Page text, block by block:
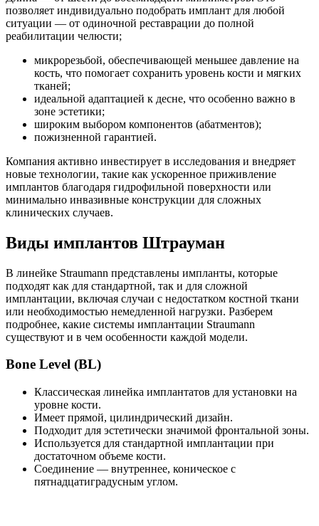
позволяет индивидуально подобрать имплант для любой
ситуации — от одиночной реставрации до полной
реабилитации челюсти;
микрорезьбой, обеспечивающей меньшее давление на
кость, что помогает сохранить уровень кости и мягких
тканей;
идеальной адаптацией к десне, что особенно важно в
зоне эстетики;
широким выбором компонентов (абатментов);
пожизненной гарантией.
Компания активно инвестирует в исследования и внедряет
новые технологии, такие как ускоренное приживление
имплантов благодаря гидрофильной поверхности или
минимально инвазивные конструкции для сложных
клинических случаев.
Виды имплантов Штрауман
В линейке Straumann представлены импланты, которые
подходят как для стандартной, так и для сложной
имплантации, включая случаи с недостатком костной ткани
или необходимостью немедленной нагрузки. Разберем
подробнее, какие системы имплантации Straumann
существуют и в чем особенности каждой модели.
Bone Level (BL)
Классическая линейка имплантатов для установки на
уровне кости.
Имеет прямой, цилиндрический дизайн.
Подходит для эстетически значимой фронтальной зоны.
Используется для стандартной имплантации при
достаточном объеме кости.
Соединение — внутреннее, коническое с
пятнадцатиградусным углом.